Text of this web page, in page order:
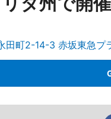
田町2-14-3 赤坂東急プ